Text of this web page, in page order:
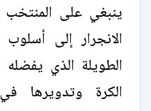
ينبغي على
الانجرار إلى
الطويلة الذي
الكرة وتدويرها